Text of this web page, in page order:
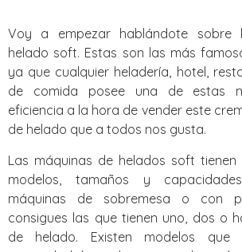
Voy a empezar hablándote sobre
helado soft. Estas son las más
ya que cualquier heladería, hotel,
de comida posee una de estas
eficiencia a la hora de vender este
de helado que a todos nos gusta.
Las máquinas de helados soft
modelos, tamaños y
máquinas de sobremesa o con
consigues las que tienen uno, dos o
de helado. Existen modelos que